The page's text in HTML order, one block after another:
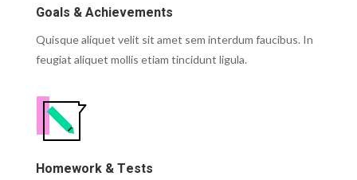
Goals & Achievements
Quisque aliquet velit sit amet sem interdum faucibus. In
feugiat aliquet mollis etiam tincidunt ligula.
Homework & Tests